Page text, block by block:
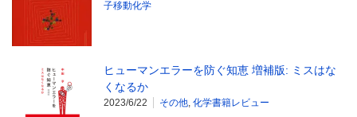
子移動化学
ヒューマンエラーを防ぐ知恵 増補版: ミスはな
くなるか
2023/6/22 その他, 化学書籍レビュー